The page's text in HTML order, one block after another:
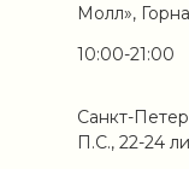
Санкт-
П.С., 22-24
10:00-21:00
Молл»,